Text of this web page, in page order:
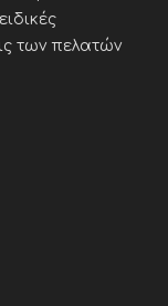
των πελατών